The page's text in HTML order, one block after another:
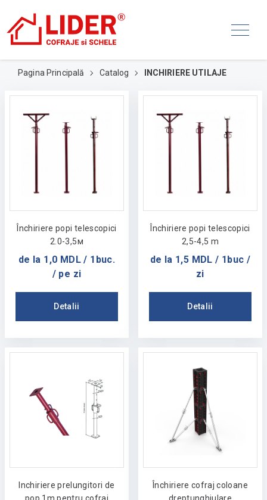
Pagina Principală Catalog INCHIRIERE UTILAJE
Închiriere popi telescopici
2.0-3,5м
de la 1,0 MDL / 1buc.
/ pe zi
Detalii
Închiriere popi telescopici
2,5-4,5 m
de la 1,5 MDL / 1buc /
zi
Detalii
Inchiriere prelungitori de
Închiriere cofraj coloane